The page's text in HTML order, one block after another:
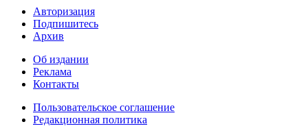
Авторизация
Подпишитесь
Архив
Об издании
Реклама
Контакты
Пользовательское соглашение
Редакционная политика